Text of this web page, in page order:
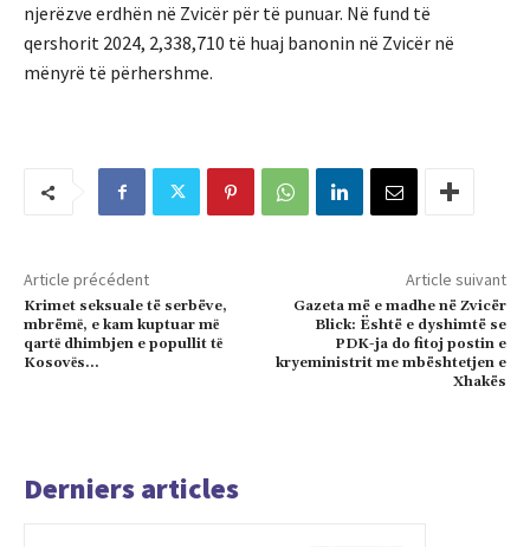
njerëzve erdhën në Zvicër për të punuar. Në fund të
qershorit 2024, 2,338,710 të huaj banonin në Zvicër në
mënyrë të përhershme.
Article précédent
Krimet seksuale të serbëve,
mbrëmё, e kam kuptuar mё
qartё dhimbjen e popullit tё
Kosovёs…
Article suivant
Gazeta më e madhe në Zvicër
Blick: Është e dyshimtë se
PDK-ja do fitoj postin e
kryeministrit me mbështetjen e
Xhakës
Derniers articles